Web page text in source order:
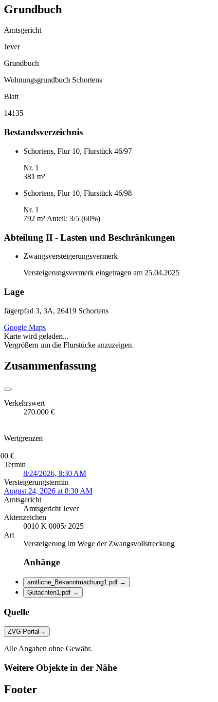
Grundbuch
Amtsgericht
Jever
Grundbuch
Wohnungsgrundbuch Schortens
Blatt
14135
Bestandsverzeichnis
Schortens, Flur 10, Flurstück 46/97
Nr. 1
381 m²
Schortens, Flur 10, Flurstück 46/98
Nr. 1
792 m² Anteil: 3/5 (60%)
Abteilung II - Lasten und Beschränkungen
Zwangsversteigerungsvermerk
Versteigerungsvermerk eingetragen am 25.04.2025
Lage
Jägerpfad 3, 3A, 26419 Schortens
Google Maps
Karte wird geladen...
Vergrößern um die Flurstücke anzuzeigen.
Zusammenfassung
Verkehrswert
270.000 €
Wertgrenzen
€
Termin
8/24/2026, 8:30 AM
Versteigerungstermin
August 24, 2026 at 8:30 AM
Amtsgericht
Amtsgericht Jever
Aktenzeichen
0010 K 0005/ 2025
Art
Versteigerung im Wege der Zwangsvollstreckung
Anhänge
amtliche_Bekanntmachung1.pdf →
Gutachten1.pdf →
Quelle
ZVG-Portal →
Alle Angaben ohne Gewähr.
Weitere Objekte in der Nähe
Footer